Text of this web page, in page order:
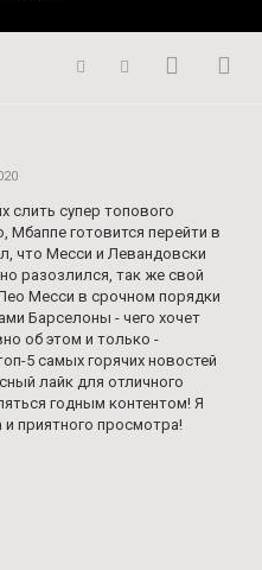
супер топового
Мбаппе готовится перейти в
что Месси и Левандовски
разозлился, так же свой
Месси в срочном порядки
Барселоны - чего хочет
об этом и только -
5 самых горячих новостей
лайк для отличного
годным контентом! Я
приятного просмотра!